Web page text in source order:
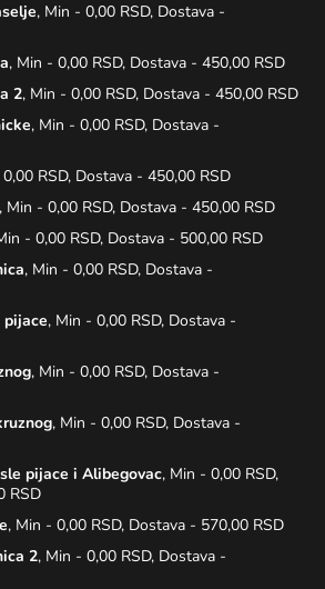
, Min - 0,00 RSD, Dostava -
, Min - 0,00 RSD, Dostava - 450,00 RSD
2, Min - 0,00 RSD, Dostava - 450,00 RSD
, Min - 0,00 RSD, Dostava -
RSD, Dostava - 450,00 RSD
, Min - 0,00 RSD, Dostava - 450,00 RSD
- 0,00 RSD, Dostava - 500,00 RSD
, Min - 0,00 RSD, Dostava -
pijace, Min - 0,00 RSD, Dostava -
, Min - 0,00 RSD, Dostava -
, Min - 0,00 RSD, Dostava -
pijace i Alibegovac, Min - 0,00 RSD,
RSD
, Min - 0,00 RSD, Dostava - 570,00 RSD
2, Min - 0,00 RSD, Dostava -